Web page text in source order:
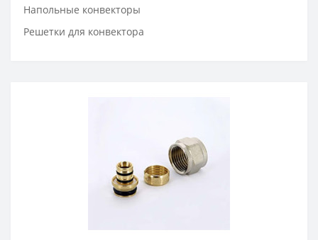
Напольные конвекторы
Решетки для конвектора